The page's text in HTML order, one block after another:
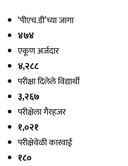
‘पीएच.डी’च्या जागा
४७४
एकूण अर्जदार
४,२८८
परीक्षा दिलेले विद्यार्थी
३,२६७
परीक्षेला गैरहजर
१,०२१
परीक्षेवेळी कारवाई
१८०